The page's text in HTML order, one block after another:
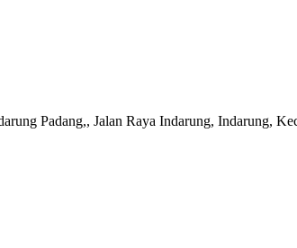
Padang,, Jalan Raya Indarung, Indarung,